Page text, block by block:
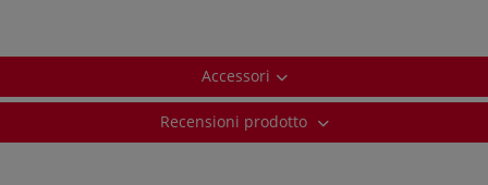
Accessori
Recensioni prodotto